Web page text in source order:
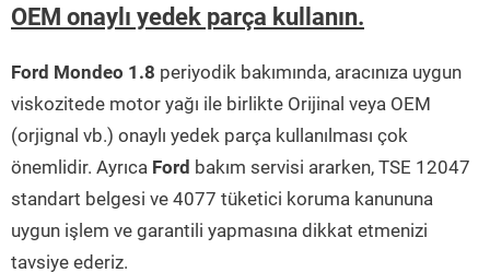
OEM onaylı yedek parça kullanın.
Ford Mondeo 1.8 periyodik bakımında, aracınıza uygun
viskozitede motor yağı ile birlikte Orijinal veya OEM
(orjignal vb.) onaylı yedek parça kullanılması çok
önemlidir. Ayrıca Ford bakım servisi ararken, TSE 12047
standart belgesi ve 4077 tüketici koruma kanununa
uygun işlem ve garantili yapmasına dikkat etmenizi
tavsiye ederiz.